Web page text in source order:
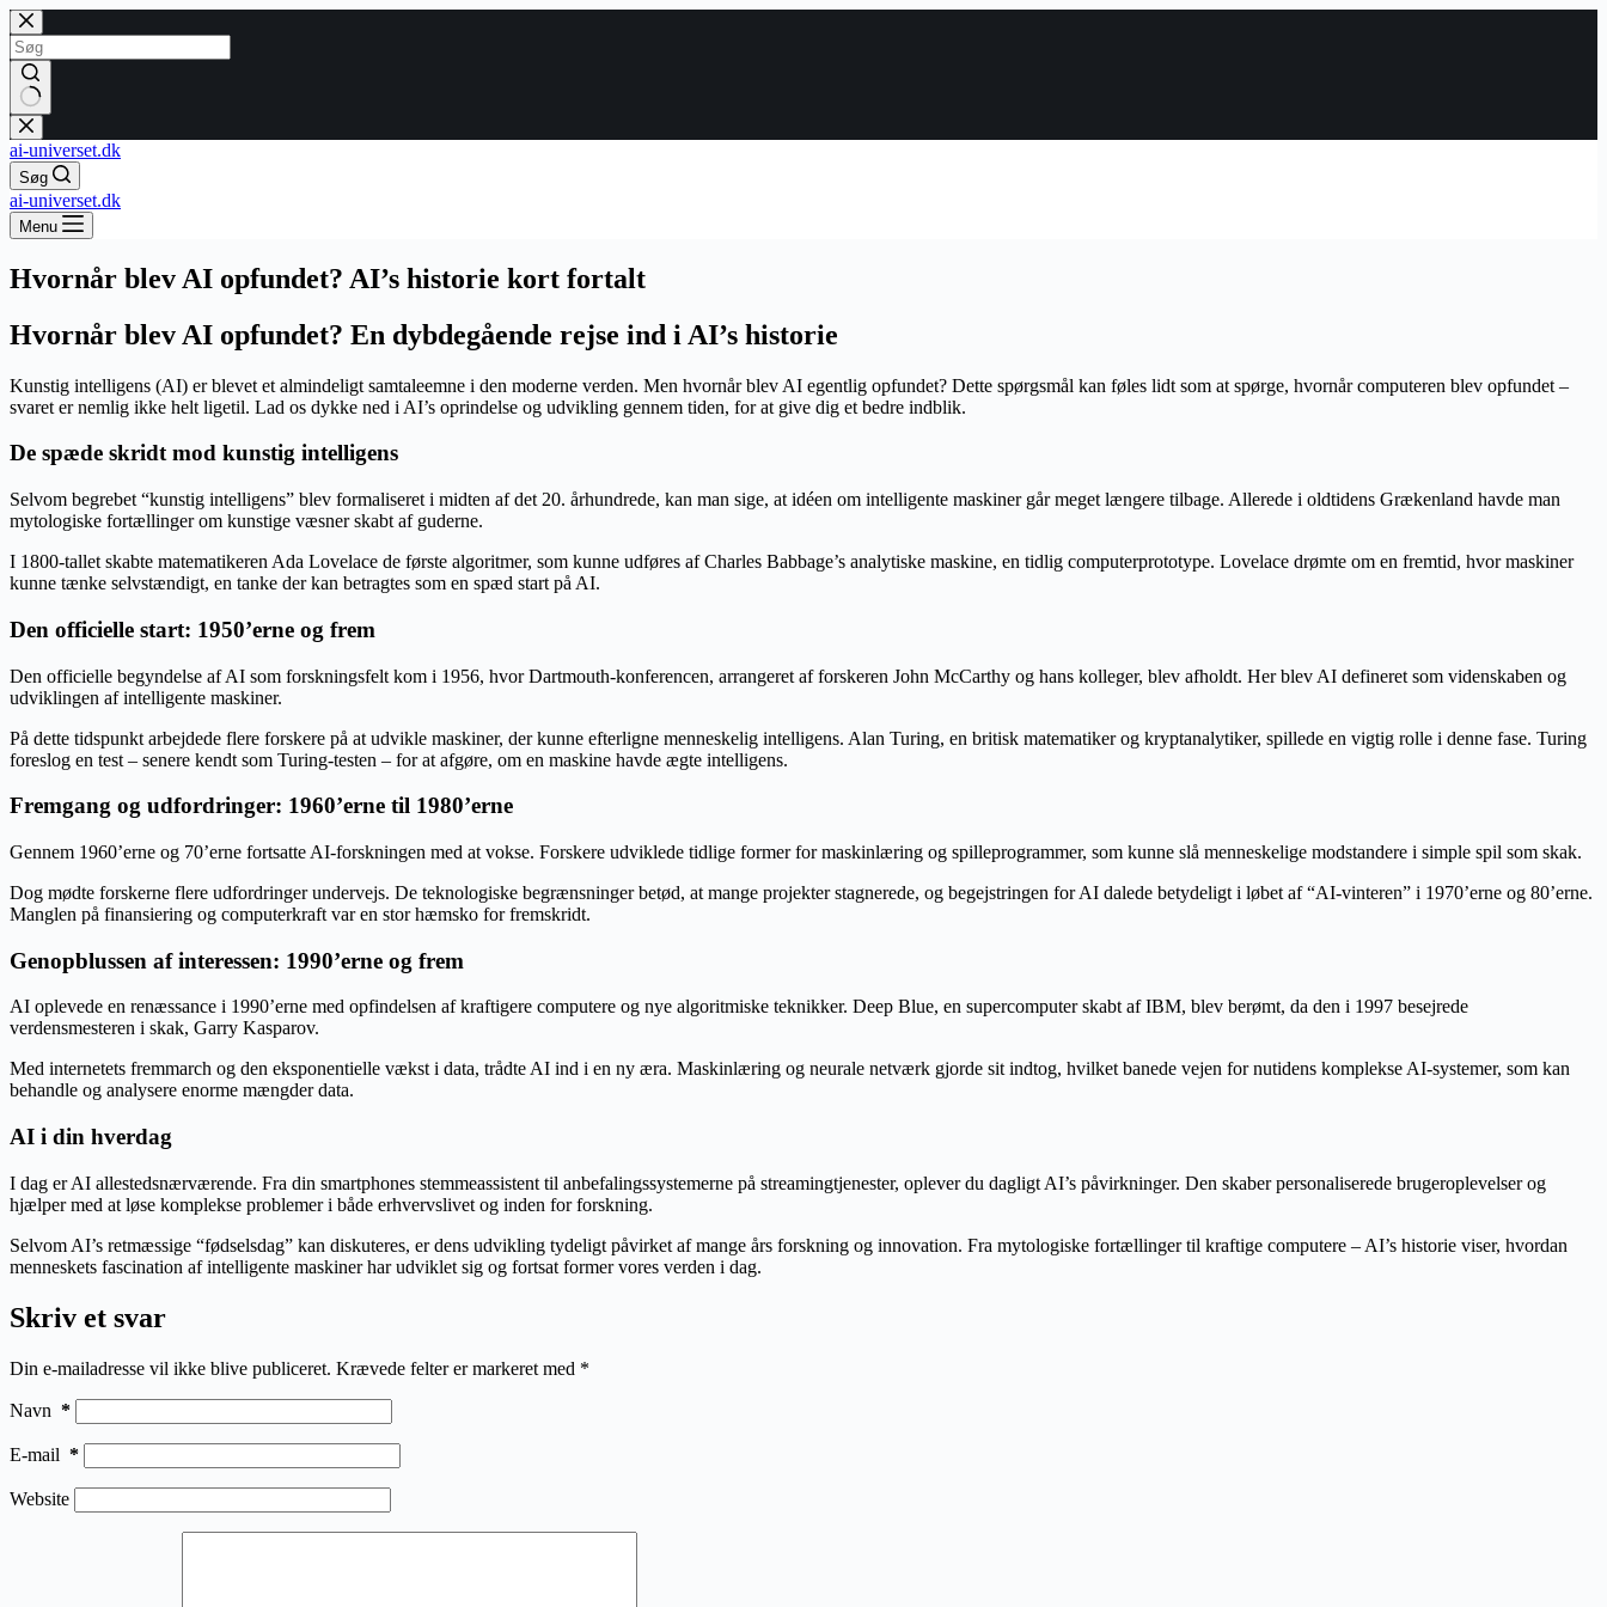
Fortsæt
til
indhold
Ingen
resultater
ai-universet.dk
Søg
ai-universet.dk
Menu
Hvornår blev AI opfundet? AI’s historie kort fortalt
Hvornår blev AI opfundet? En dybdegående rejse ind i AI’s historie
Kunstig intelligens (AI) er blevet et almindeligt samtaleemne i den moderne verden. Men hvornår blev AI egentlig opfundet? Dette spørgsmål kan føles lidt som at spørge, hvornår computeren blev opfundet –
svaret er nemlig ikke helt ligetil. Lad os dykke ned i AI’s oprindelse og udvikling gennem tiden, for at give dig et bedre indblik.
De spæde skridt mod kunstig intelligens
Selvom begrebet “kunstig intelligens” blev formaliseret i midten af det 20. århundrede, kan man sige, at idéen om intelligente maskiner går meget længere tilbage. Allerede i oldtidens Grækenland havde man
mytologiske fortællinger om kunstige væsner skabt af guderne.
I 1800-tallet skabte matematikeren Ada Lovelace de første algoritmer, som kunne udføres af Charles Babbage’s analytiske maskine, en tidlig computerprototype. Lovelace drømte om en fremtid, hvor maskiner
kunne tænke selvstændigt, en tanke der kan betragtes som en spæd start på AI.
Den officielle start: 1950’erne og frem
Den officielle begyndelse af AI som forskningsfelt kom i 1956, hvor Dartmouth-konferencen, arrangeret af forskeren John McCarthy og hans kolleger, blev afholdt. Her blev AI defineret som videnskaben og
udviklingen af intelligente maskiner.
På dette tidspunkt arbejdede flere forskere på at udvikle maskiner, der kunne efterligne menneskelig intelligens. Alan Turing, en britisk matematiker og kryptanalytiker, spillede en vigtig rolle i denne fase. Turing
foreslog en test – senere kendt som Turing-testen – for at afgøre, om en maskine havde ægte intelligens.
Fremgang og udfordringer: 1960’erne til 1980’erne
Gennem 1960’erne og 70’erne fortsatte AI-forskningen med at vokse. Forskere udviklede tidlige former for maskinlæring og spilleprogrammer, som kunne slå menneskelige modstandere i simple spil som skak.
Dog mødte forskerne flere udfordringer undervejs. De teknologiske begrænsninger betød, at mange projekter stagnerede, og begejstringen for AI dalede betydeligt i løbet af “AI-vinteren” i 1970’erne og 80’erne.
Manglen på finansiering og computerkraft var en stor hæmsko for fremskridt.
Genopblussen af interessen: 1990’erne og frem
AI oplevede en renæssance i 1990’erne med opfindelsen af kraftigere computere og nye algoritmiske teknikker. Deep Blue, en supercomputer skabt af IBM, blev berømt, da den i 1997 besejrede
verdensmesteren i skak, Garry Kasparov.
Med internetets fremmarch og den eksponentielle vækst i data, trådte AI ind i en ny æra. Maskinlæring og neurale netværk gjorde sit indtog, hvilket banede vejen for nutidens komplekse AI-systemer, som kan
behandle og analysere enorme mængder data.
AI i din hverdag
I dag er AI allestedsnærværende. Fra din smartphones stemmeassistent til anbefalingssystemerne på streamingtjenester, oplever du dagligt AI’s påvirkninger. Den skaber personaliserede brugeroplevelser og
hjælper med at løse komplekse problemer i både erhvervslivet og inden for forskning.
Selvom AI’s retmæssige “fødselsdag” kan diskuteres, er dens udvikling tydeligt påvirket af mange års forskning og innovation. Fra mytologiske fortællinger til kraftige computere – AI’s historie viser, hvordan
menneskets fascination af intelligente maskiner har udviklet sig og fortsat former vores verden i dag.
Skriv et svar
Din e-mailadresse vil ikke blive publiceret. Krævede felter er markeret med *
Navn *
E-mail *
Website